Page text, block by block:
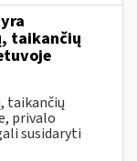
taikančių
taikančių
privalo
susidaryti